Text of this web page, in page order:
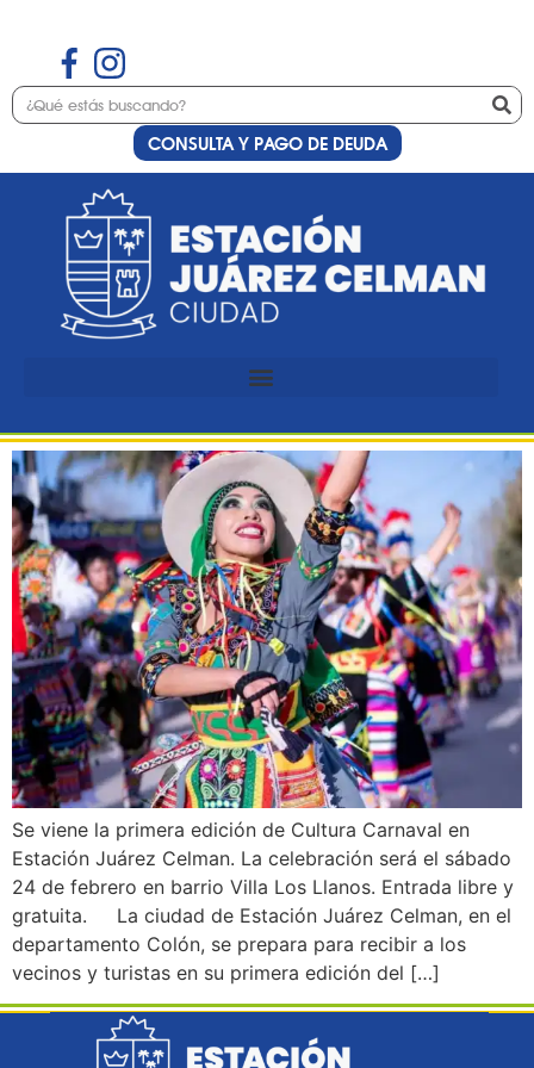
CONSULTA Y PAGO DE DEUDA
Etiqueta:CARNAVAL
Lanzamiento de Cultura
Carnaval en Estación Juárez
Se viene la primera edición de Cultura Carnaval en
Estación Juárez Celman. La celebración será el sábado
24 de febrero en barrio Villa Los Llanos. Entrada libre y
gratuita. La ciudad de Estación Juárez Celman, en el
departamento Colón, se prepara para recibir a los
vecinos y turistas en su primera edición del […]